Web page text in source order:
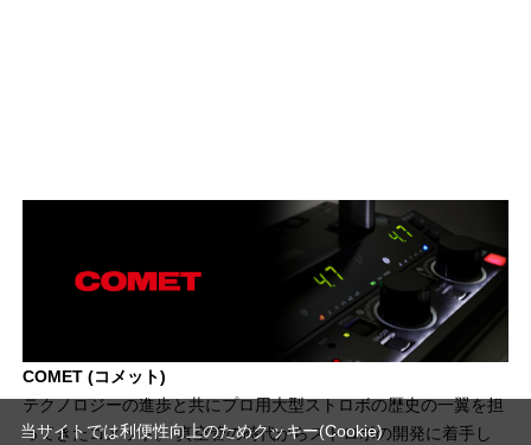
COMET (コメット)
テクノロジーの進歩と共にプロ用大型ストロボの歴史の一翼を担
ってきたコメット。 真空管の時代からストロボの開発に着手し
当サイトでは利便性向上のためクッキー(Cookie)